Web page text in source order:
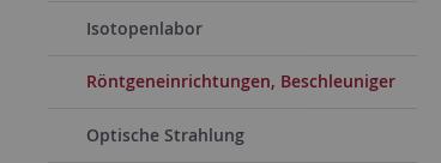
Isotopenlabor
Röntgeneinrichtungen, Beschleuniger
Optische Strahlung